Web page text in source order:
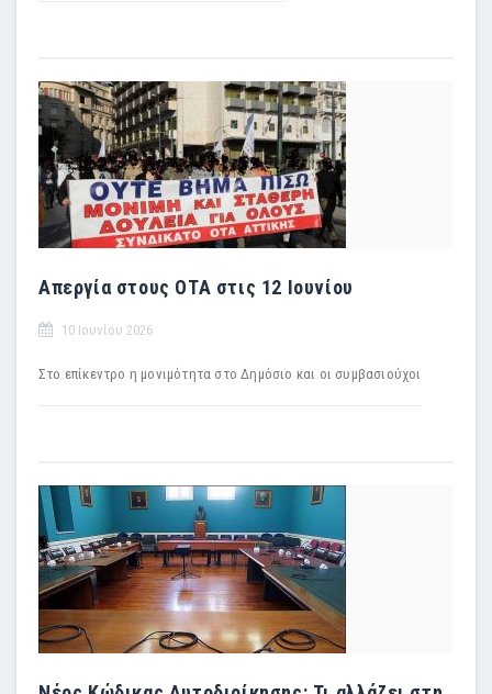
Απεργία στους ΟΤΑ στις 12 Ιουνίου
10 Ιουνίου 2026
Στο επίκεντρο η μονιμότητα στο Δημόσιο και οι συμβασιούχοι